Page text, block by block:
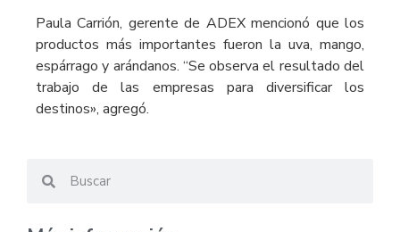
Paula Carrión, gerente de ADEX mencionó que los
productos más importantes fueron la uva, mango,
espárrago y arándanos. “Se observa el resultado del
trabajo de las empresas para diversificar los
destinos», agregó.